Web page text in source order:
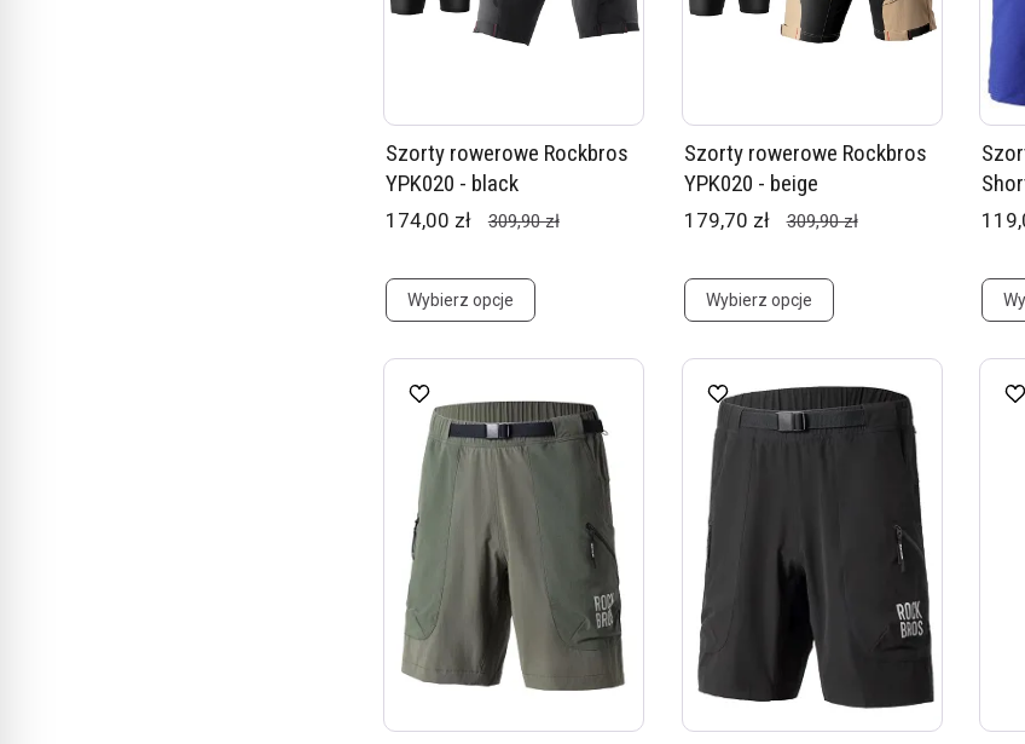
Szorty rowerowe Rockbros
YPK020 - black
174,00 zł 309,90 zł
Wybierz opcje
Szorty rowerowe Rockbros
YPK020 - beige
179,70 zł 309,90 zł
Wybierz opcje